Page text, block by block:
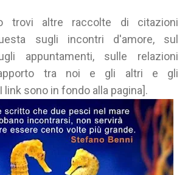
trovi altre raccolte di citazioni
sugli incontri d'amore, sul
appuntamenti, sulle relazioni
tra noi e gli altri e gli
link sono in fondo alla pagina].